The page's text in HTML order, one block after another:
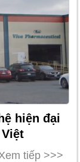
hiện đại
tiếp >>>